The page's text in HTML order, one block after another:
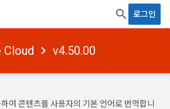
로그인
Cloud v4.50.00
여 콘텐츠를 사용자의 기본 언어로 번역합니